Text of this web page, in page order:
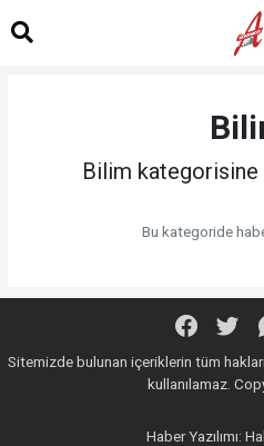
Bilim
Bu kategoride
Sitemizde bulunan içeriklerin tüm
kullanılamaz.
Haber Yazılımı: